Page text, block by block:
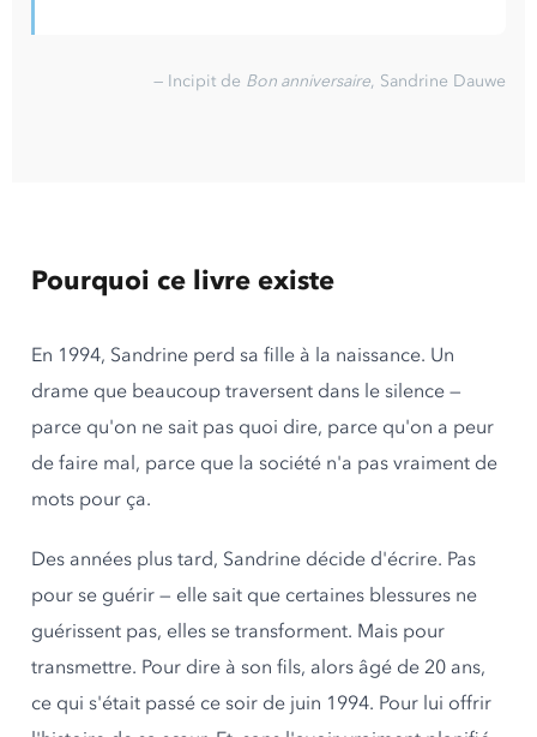
— Incipit de Bon anniversaire, Sandrine Dauwe
Pourquoi ce livre existe
En 1994, Sandrine perd sa fille à la naissance. Un
drame que beaucoup traversent dans le silence —
parce qu'on ne sait pas quoi dire, parce qu'on a peur
de faire mal, parce que la société n'a pas vraiment de
mots pour ça.
Des années plus tard, Sandrine décide d'écrire. Pas
pour se guérir — elle sait que certaines blessures ne
guérissent pas, elles se transforment. Mais pour
transmettre. Pour dire à son fils, alors âgé de 20 ans,
ce qui s'était passé ce soir de juin 1994. Pour lui offrir